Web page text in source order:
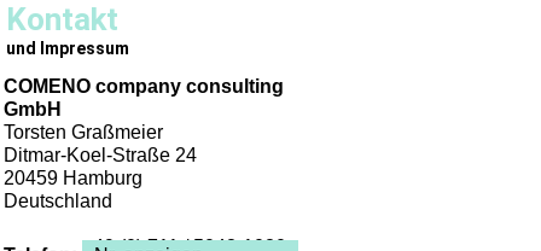
Kontakt
und Impressum
COMENO company consulting
GmbH
Torsten Graßmeier
Ditmar-Koel-Straße 24
20459 Hamburg
Deutschland
+49 (0) 711 / 5048-1020